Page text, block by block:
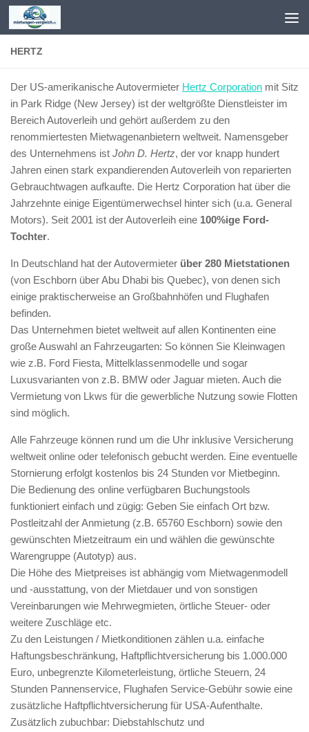
Zum Inhalt springen
HERTZ
Der US-amerikanische Autovermieter Hertz Corporation mit Sitz
in Park Ridge (New Jersey) ist der weltgrößte Dienstleister im
Bereich Autoverleih und gehört außerdem zu den
renommiertesten Mietwagenanbietern weltweit. Namensgeber
des Unternehmens ist John D. Hertz, der vor knapp hundert
Jahren einen stark expandierenden Autoverleih von reparierten
Gebrauchtwagen aufkaufte. Die Hertz Corporation hat über die
Jahrzehnte einige Eigentümerwechsel hinter sich (u.a. General
Motors). Seit 2001 ist der Autoverleih eine 100%ige Ford-
Tochter.
In Deutschland hat der Autovermieter über 280 Mietstationen
(von Eschborn über Abu Dhabi bis Quebec), von denen sich
einige praktischerweise an Großbahnhöfen und Flughafen
befinden.
Das Unternehmen bietet weltweit auf allen Kontinenten eine
große Auswahl an Fahrzeugarten: So können Sie Kleinwagen
wie z.B. Ford Fiesta, Mittelklassenmodelle und sogar
Luxusvarianten von z.B. BMW oder Jaguar mieten. Auch die
Vermietung von Lkws für die gewerbliche Nutzung sowie Flotten
sind möglich.
Alle Fahrzeuge können rund um die Uhr inklusive Versicherung
weltweit online oder telefonisch gebucht werden. Eine eventuelle
Stornierung erfolgt kostenlos bis 24 Stunden vor Mietbeginn.
Die Bedienung des online verfügbaren Buchungstools
funktioniert einfach und zügig: Geben Sie einfach Ort bzw.
Postleitzahl der Anmietung (z.B. 65760 Eschborn) sowie den
gewünschten Mietzeitraum ein und wählen die gewünschte
Warengruppe (Autotyp) aus.
Die Höhe des Mietpreises ist abhängig vom Mietwagenmodell
und -ausstattung, von der Mietdauer und von sonstigen
Vereinbarungen wie Mehrwegmieten, örtliche Steuer- oder
weitere Zuschläge etc.
Zu den Leistungen / Mietkonditionen zählen u.a. einfache
Haftungsbeschränkung, Haftpflichtversicherung bis 1.000.000
Euro, unbegrenzte Kilometerleistung, örtliche Steuern, 24
Stunden Pannenservice, Flughafen Service-Gebühr sowie eine
zusätzliche Haftpflichtversicherung für USA-Aufenthalte.
Zusätzlich zubuchbar: Diebstahlschutz und